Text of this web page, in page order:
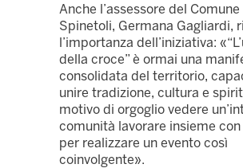
Anche l’assessore del Comune
Spinetoli, Germana Gagliardi,
l’importanza dell’iniziativa:
della croce” è ormai una
consolidata del territorio,
unire tradizione, cultura e
motivo di orgoglio vedere
comunità lavorare insieme con
per realizzare un evento così
coinvolgente».